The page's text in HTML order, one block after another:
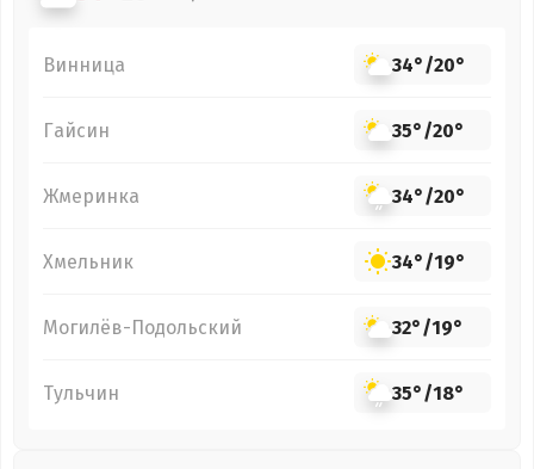
Винница 34°/20°
Гайсин 35°/20°
Жмеринка 34°/20°
Хмельник 34°/19°
Могилёв-Подольский 32°/19°
Тульчин 35°/18°